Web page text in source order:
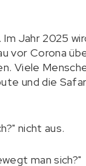
Jahr 2025
vor Corona
Viele
und die
nicht aus.
man sich?"